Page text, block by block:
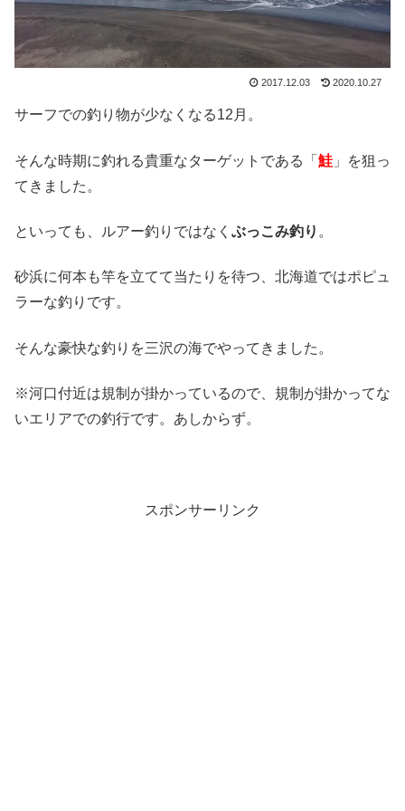
2017.12.03 2020.10.27
サーフでの釣り物が少なくなる12月。
そんな時期に釣れる貴重なターゲットである「 鮭 」を狙っ
てきました。
といっても、ルアー釣りではなく ぶっこみ釣り 。
砂浜に何本も竿を立てて当たりを待つ、北海道ではポピュ
ラーな釣りです。
そんな豪快な釣りを三沢の海でやってきました。
※河口付近は規制が掛かっているので、規制が掛かってな
いエリアでの釣行です。あしからず。
スポンサーリンク